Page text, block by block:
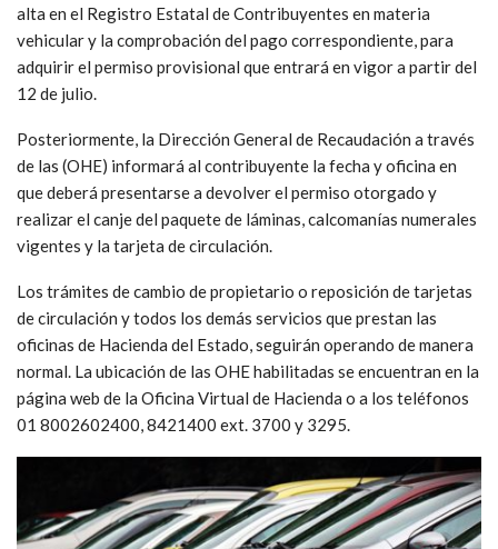
alta en el Registro Estatal de Contribuyentes en materia
vehicular y la comprobación del pago correspondiente, para
adquirir el permiso provisional que entrará en vigor a partir del
12 de julio.
Posteriormente, la Dirección General de Recaudación a través
de las (OHE) informará al contribuyente la fecha y oficina en
que deberá presentarse a devolver el permiso otorgado y
realizar el canje del paquete de láminas, calcomanías numerales
vigentes y la tarjeta de circulación.
Los trámites de cambio de propietario o reposición de tarjetas
de circulación y todos los demás servicios que prestan las
oficinas de Hacienda del Estado, seguirán operando de manera
normal. La ubicación de las OHE habilitadas se encuentran en la
página web de la Oficina Virtual de Hacienda o a los teléfonos
01 8002602400, 8421400 ext. 3700 y 3295.